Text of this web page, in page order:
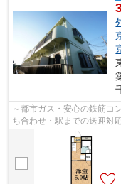
～都市ガス・安心の鉄筋
ち合わせ・駅までの送迎対